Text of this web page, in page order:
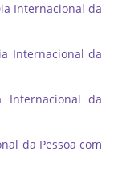
Internacional da
Internacional da
Internacional da
da Pessoa com